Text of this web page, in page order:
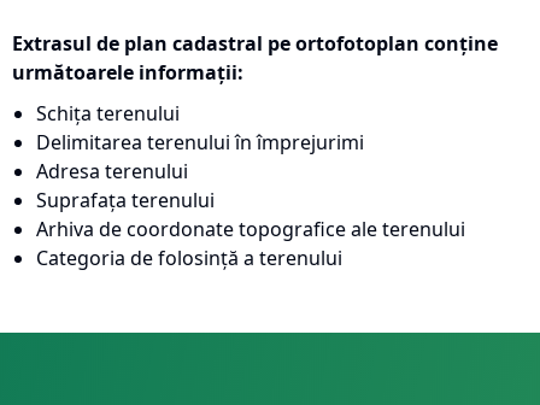
Extrasul de plan cadastral pe ortofotoplan conține
următoarele informații:
Schița terenului
Delimitarea terenului în împrejurimi
Adresa terenului
Suprafața terenului
Arhiva de coordonate topografice ale terenului
Categoria de folosință a terenului